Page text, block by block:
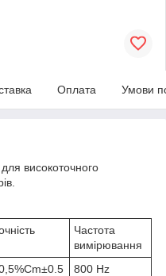
Оплата Умови
високоточного
Частота
вимірювання
800 Hz